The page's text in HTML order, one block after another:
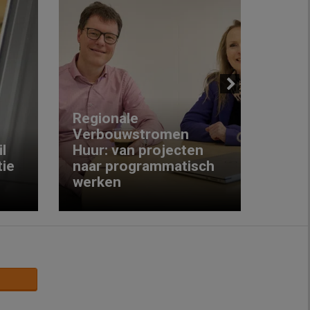
Regionale
Verbouwstromen
Huur: van projecten
naar programmatisch
werken
Next